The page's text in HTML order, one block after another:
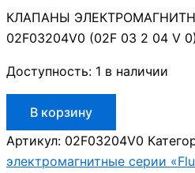
КЛАПАНЫ
02F03204V0 (02F 03 2 04 V 0)
Доступность: 1 в наличии
товара
Aignep
02F03204V0
В корзину
Артикул: 02F03204V0
электромагнитные серии